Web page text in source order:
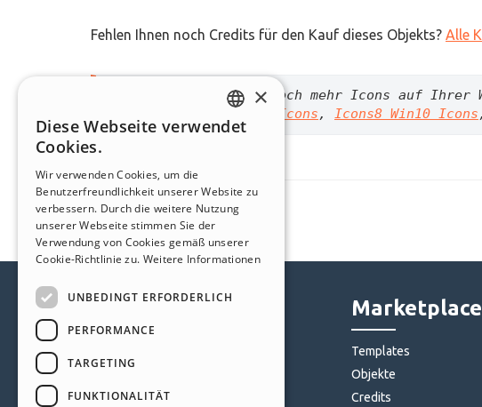
Fehlen Ihnen noch Credits für den Kauf dieses Objekts? Alle
- Möchten Sie noch mehr Icons auf Ihrer
Font Awesome Icons, Icons8 Win10 Icons
Help Center Marketplace
Templates
Objekte
Credits
ENGLISH
GERMAN
SPANISH
PORTUGUESE
×
Diese Webseite verwendet
Cookies.
Wir verwenden Cookies, um die
Benutzerfreundlichkeit unserer Website zu
verbessern. Durch die weitere Nutzung
unserer Webseite stimmen Sie der
Verwendung von Cookies gemäß unserer
Cookie-Richtlinie zu. Weitere Informationen
UNBEDINGT ERFORDERLICH
PERFORMANCE
TARGETING
FUNKTIONALITÄT